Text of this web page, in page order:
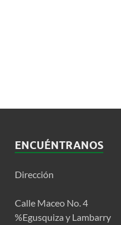
ENCUÉNTRANOS
Dirección
Calle Maceo No. 4
%Egusquiza y Lambarry